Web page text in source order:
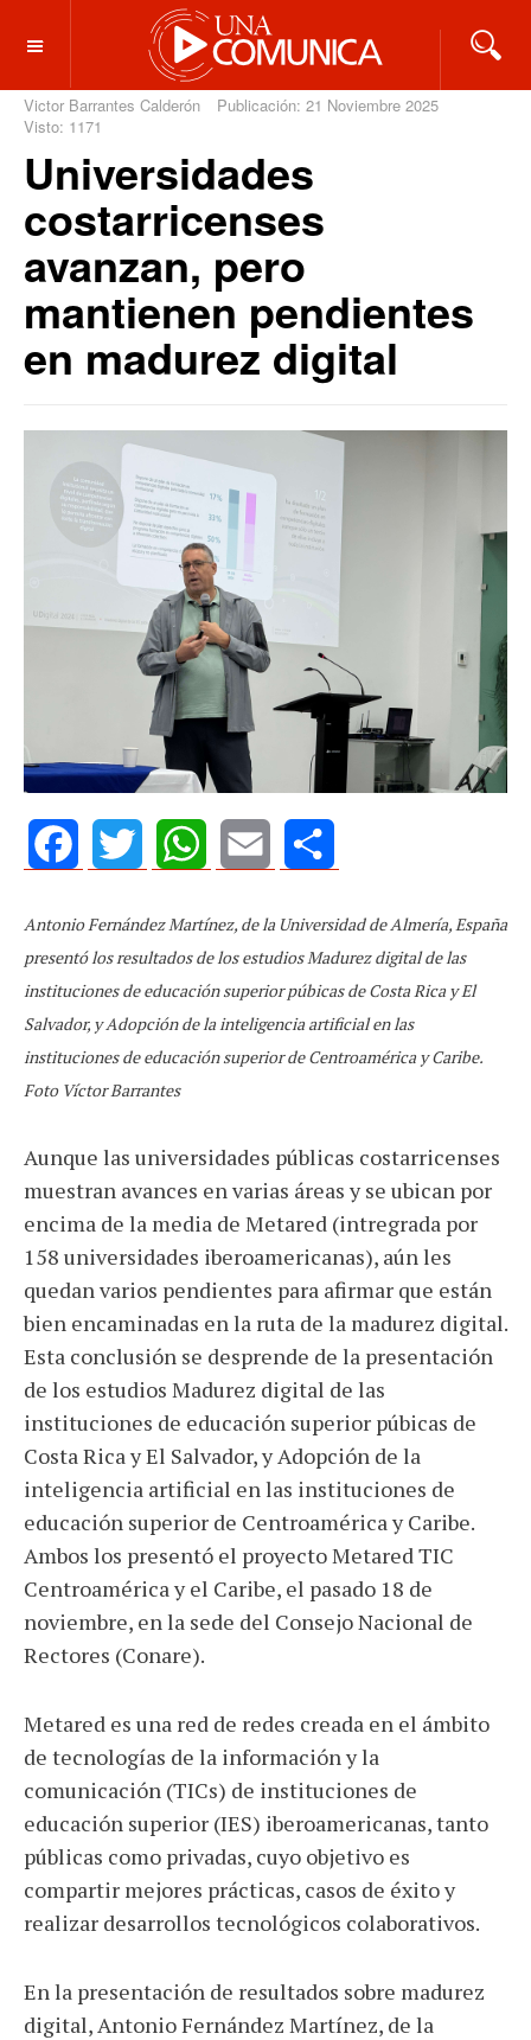
OFF CANVAS
Victor Barrantes Calderón
Publicación: 21 Noviembre 2025
Visto: 1171
Universidades
costarricenses
avanzan, pero
mantienen pendientes
en madurez digital
Antonio Fernández Martínez, de la Universidad de Almería, España
presentó los resultados de los estudios Madurez digital de las
instituciones de educación superior púbicas de Costa Rica y El
Salvador, y Adopción de la inteligencia artificial en las
instituciones de educación superior de Centroamérica y Caribe.
Foto Víctor Barrantes
Aunque las universidades públicas costarricenses
muestran avances en varias áreas y se ubican por
encima de la media de Metared (intregrada por
158 universidades iberoamericanas), aún les
quedan varios pendientes para afirmar que están
bien encaminadas en la ruta de la madurez digital.
Esta conclusión se desprende de la presentación
de los estudios Madurez digital de las
instituciones de educación superior púbicas de
Costa Rica y El Salvador, y Adopción de la
inteligencia artificial en las instituciones de
educación superior de Centroamérica y Caribe.
Ambos los presentó el proyecto Metared TIC
Centroamérica y el Caribe, el pasado 18 de
noviembre, en la sede del Consejo Nacional de
Rectores (Conare).
Metared es una red de redes creada en el ámbito
de tecnologías de la información y la
comunicación (TICs) de instituciones de
educación superior (IES) iberoamericanas, tanto
públicas como privadas, cuyo objetivo es
compartir mejores prácticas, casos de éxito y
realizar desarrollos tecnológicos colaborativos.
En la presentación de resultados sobre madurez
digital, Antonio Fernández Martínez, de la